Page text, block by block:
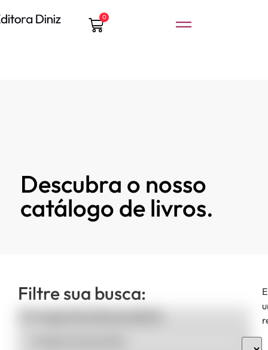
0
Descubra o nosso
catálogo de livros.
Filtre sua busca:
Categorias de produto